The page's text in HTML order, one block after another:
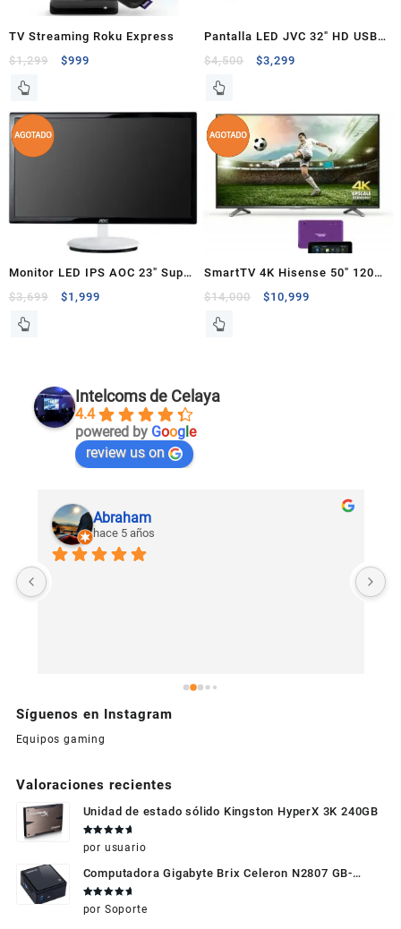
TV Streaming Roku Express
$1,299 $999
Pantalla LED JVC 32″ HD USB
HDMI
$4,500 $3,299
Monitor LED IPS AOC 23″ Super
Slim Full HD
$3,699 $1,999
SmartTV 4K Hisense 50″ 120Hz
3840X2160 4xHDMI UltraHD
$14,000 $10,999
Intelcoms de Celaya
4.4
powered by Google
review us on
Abraham
hace 5 años
Síguenos en Instagram
Equipos gaming
Valoraciones recientes
Unidad de estado sólido Kingston HyperX 3K 240GB
en5 de 5
por usuario
Computadora Gigabyte Brix Celeron N2807 GB-
BXBT-2807 + WIFI + RAM de 4GB + HDD 500gb +
Windows 10
Valorado
en5 de 5
por Soporte